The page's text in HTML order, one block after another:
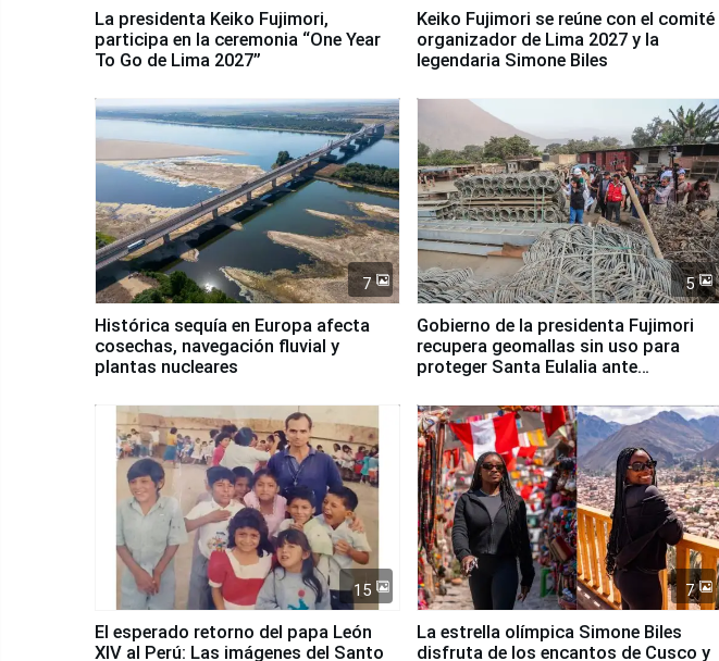
La presidenta Keiko Fujimori,
participa en la ceremonia “One Year
To Go de Lima 2027”
Keiko Fujimori se reúne con el comité
organizador de Lima 2027 y la
legendaria Simone Biles
7
Histórica sequía en Europa afecta
cosechas, navegación fluvial y
plantas nucleares
5
Gobierno de la presidenta Fujimori
recupera geomallas sin uso para
proteger Santa Eulalia ante
15
El esperado retorno del papa León
XIV al Perú: Las imágenes del Santo
7
La estrella olímpica Simone Biles
disfruta de los encantos de Cusco y